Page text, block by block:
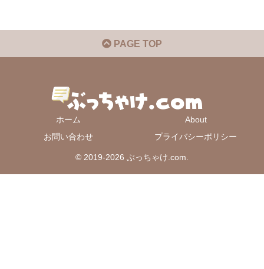
PAGE TOP
ホーム
About
お問い合わせ
プライバシーポリシー
© 2019-2026 ぶっちゃけ.com.